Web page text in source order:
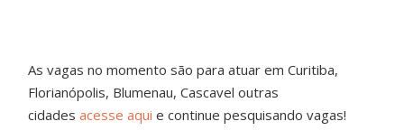
As vagas no momento são para atuar em Curitiba,
Florianópolis, Blumenau, Cascavel outras
cidadesacesse aquie continue pesquisando vagas!